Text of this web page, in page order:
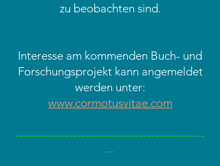
zu beobachten sind.
Interesse am kommenden Buch- und
Forschungsprojekt kann angemeldet
werden unter:
www.cormotusvitae.com
----------------------------------------------
--